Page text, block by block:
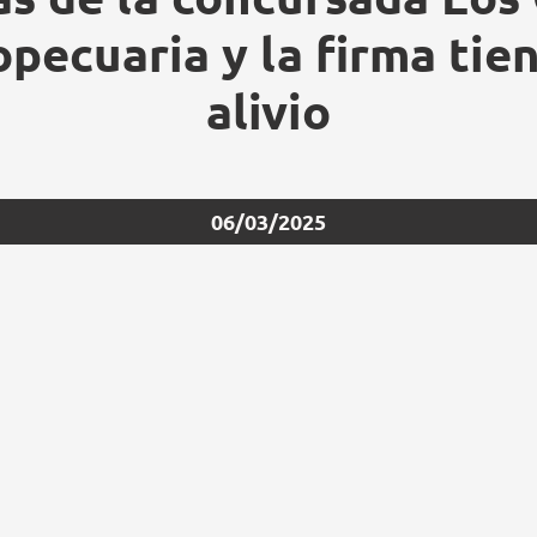
y la firma
alivio
06/03/2025